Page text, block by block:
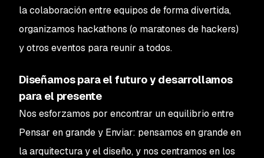
la colaboración entre equipos de forma divertida,
organizamos hackathons (o maratones de hackers)
y otros eventos para reunir a todos.
Diseñamos para el futuro y desarrollamos
para el presente
Nos esforzamos por encontrar un equilibrio entre
Pensar en grande y Enviar: pensamos en grande en
la arquitectura y el diseño, y nos centramos en los